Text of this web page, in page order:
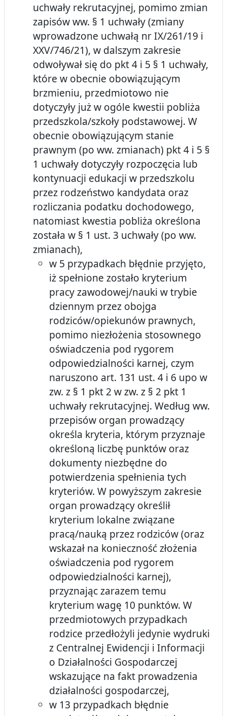
uchwały rekrutacyjnej, pomimo zmian
zapisów ww. § 1 uchwały (zmiany
wprowadzone uchwałą nr IX/261/19 i
XXV/746/21), w dalszym zakresie
odwoływał się do pkt 4 i 5 § 1 uchwały,
które w obecnie obowiązującym
brzmieniu, przedmiotowo nie
dotyczyły już w ogóle kwestii pobliża
przedszkola/szkoły podstawowej. W
obecnie obowiązującym stanie
prawnym (po ww. zmianach) pkt 4 i 5 §
1 uchwały dotyczyły rozpoczęcia lub
kontynuacji edukacji w przedszkolu
przez rodzeństwo kandydata oraz
rozliczania podatku dochodowego,
natomiast kwestia pobliża określona
została w § 1 ust. 3 uchwały (po ww.
zmianach),
w 5 przypadkach błędnie przyjęto,
iż spełnione zostało kryterium
pracy zawodowej/nauki w trybie
dziennym przez obojga
rodziców/opiekunów prawnych,
pomimo niezłożenia stosownego
oświadczenia pod rygorem
odpowiedzialności karnej, czym
naruszono art. 131 ust. 4 i 6 upo w
zw. z § 1 pkt 2 w zw. z § 2 pkt 1
uchwały rekrutacyjnej. Według ww.
przepisów organ prowadzący
określa kryteria, którym przyznaje
określoną liczbę punktów oraz
dokumenty niezbędne do
potwierdzenia spełnienia tych
kryteriów. W powyższym zakresie
organ prowadzący określił
kryterium lokalne związane
pracą/nauką przez rodziców (oraz
wskazał na konieczność złożenia
oświadczenia pod rygorem
odpowiedzialności karnej),
przyznając zarazem temu
kryterium wagę 10 punktów. W
przedmiotowych przypadkach
rodzice przedłożyli jedynie wydruki
z Centralnej Ewidencji i Informacji
o Działalności Gospodarczej
wskazujące na fakt prowadzenia
działalności gospodarczej,
w 13 przypadkach błędnie